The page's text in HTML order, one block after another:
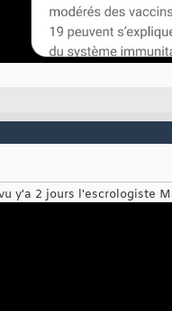
y'a 2 jours l'escrologiste